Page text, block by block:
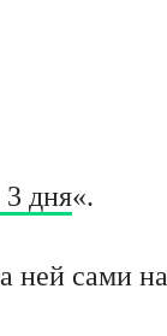
3 дня«.
ней сами на